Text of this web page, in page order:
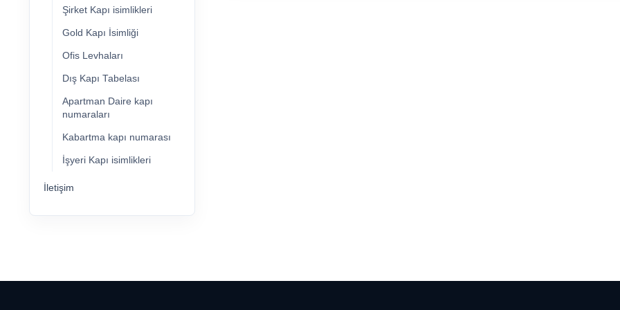
Şirket Kapı isimlikleri
Gold Kapı İsimliği
Ofis Levhaları
Dış Kapı Tabelası
Apartman Daire kapı
numaraları
Kabartma kapı numarası
İşyeri Kapı isimlikleri
İletişim